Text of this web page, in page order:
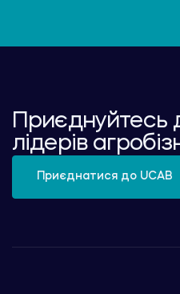
Приєднуйтесь
лідерів
Приєднатися до UCAB